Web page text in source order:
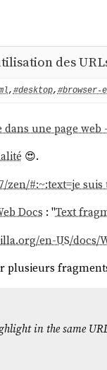
des
, #desktop, #browser-
une page web
😍.
zen/#:~:text=je
Docs : "Text
en-US/docs/
plusieurs
in the same